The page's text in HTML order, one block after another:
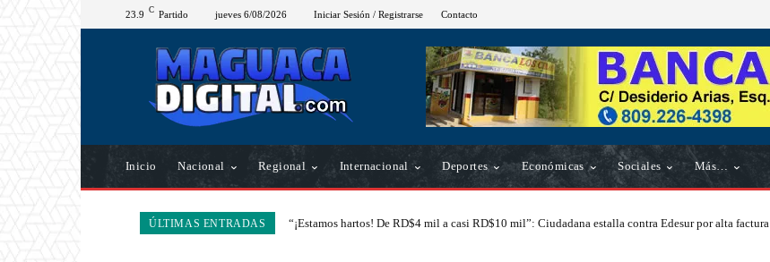
23.9 C Partido jueves 6/08/2026 Iniciar Sesión / Registrarse Contacto
Inicio Nacional Regional Internacional Deportes Económicas Sociales Más…
ÚLTIMAS ENTRADAS “¡Estamos hartos! De RD$4 mil a casi RD$10 mil”: Ciudadana estalla contra Edesur por alta factura